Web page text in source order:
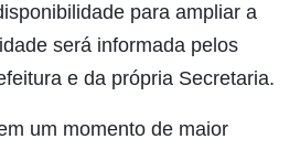
para ampliar a
será informada pelos
e da própria Secretaria.
um momento de maior